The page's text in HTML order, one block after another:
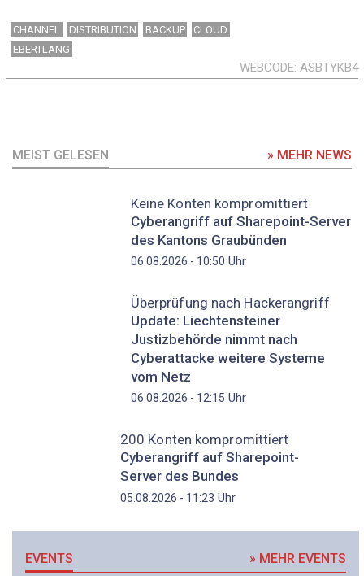
CHANNEL DISTRIBUTION BACKUP
CLOUD
EBERTLANG
WEBCODE ASBTYKB4
MEIST GELESEN » MEHR NEWS
Keine Konten kompromittiert
Cyberangriff auf Sharepoint-Server
des Kantons Graubünden
06.08.2026 - 10:50 Uhr
Überprüfung nach Hackerangriff
Update: Liechtensteiner
Justizbehörde nimmt nach
Cyberattacke weitere Systeme
vom Netz
06.08.2026 - 12:15 Uhr
200 Konten kompromittiert
Cyberangriff auf Sharepoint-
Server des Bundes
05.08.2026 - 11:23 Uhr
EVENTS » MEHR EVENTS